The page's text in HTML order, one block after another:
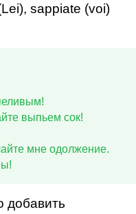
sappiate (voi)
выпьем сок!
мне одолжение.
добавить